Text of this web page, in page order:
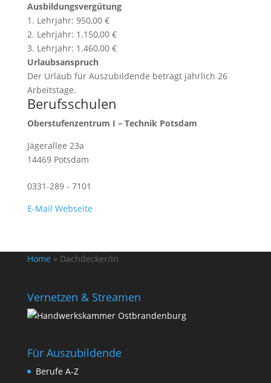
Ausbildungsvergütung
1. Lehrjahr: 950,00 €
2. Lehrjahr: 1.150,00 €
3. Lehrjahr: 1.460,00 €
Urlaubsanspruch
Der Urlaub für Auszubildende beträgt jährlich 26
Arbeitstage.
Berufsschulen
Oberstufenzentrum I – Technik Potsdam
Jägerallee 23a
14469 Potsdam
0331-289 - 7101
E-Mail Webseite
Home » Dachdecker/in
Vernetzen & Streamen
Für Auszubildende
Berufe A-Z